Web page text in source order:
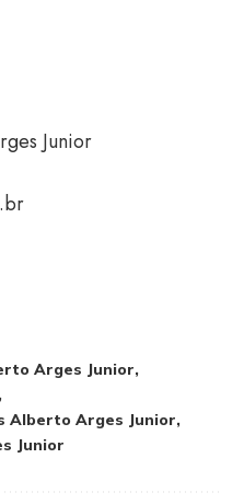
Junior
Arges Junior
Alberto Arges Junior
Junior